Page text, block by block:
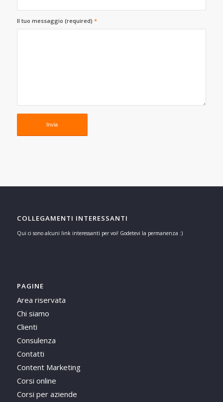
Il tuo messaggio (required) *
COLLEGAMENTI INTERESSANTI
Qui ci sono alcuni link interessanti per voi! Godetevi la permanenza :)
PAGINE
Area riservata
Chi siamo
Clienti
Consulenza
Contatti
Content Marketing
Corsi online
Corsi per aziende